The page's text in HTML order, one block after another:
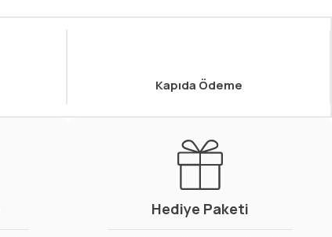
Kapıda Ödeme
Hediye Paketi